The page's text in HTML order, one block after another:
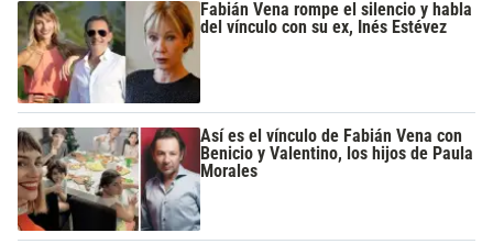
Fabián Vena rompe el silencio y habla
del vínculo con su ex, Inés Estévez
Así es el vínculo de Fabián Vena con
Benicio y Valentino, los hijos de Paula
Morales